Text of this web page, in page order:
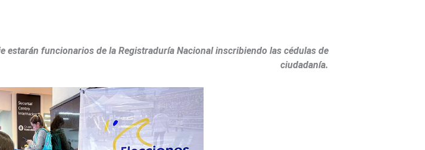
estarán funcionarios de la Registraduría Nacional inscribiendo las cédulas de
ciudadanía.